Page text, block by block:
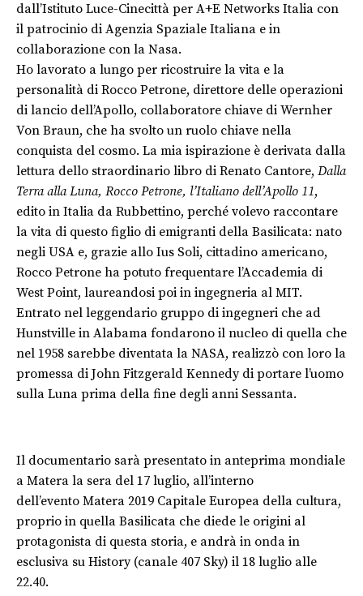
dall’Istituto Luce-Cinecittà per A+E Networks Italia con
il patrocinio di Agenzia Spaziale Italiana e in
collaborazione con la Nasa.
Ho lavorato a lungo per ricostruire la vita e la
personalità di Rocco Petrone, direttore delle operazioni
di lancio dell’Apollo, collaboratore chiave di Wernher
Von Braun, che ha svolto un ruolo chiave nella
conquista del cosmo. La mia ispirazione è derivata dalla
lettura dello straordinario libro di Renato Cantore, Dalla
Terra alla Luna, Rocco Petrone, l’Italiano dell’Apollo 11,
edito in Italia da Rubbettino, perché volevo raccontare
la vita di questo figlio di emigranti della Basilicata: nato
negli USA e, grazie allo Ius Soli, cittadino americano,
Rocco Petrone ha potuto frequentare l’Accademia di
West Point, laureandosi poi in ingegneria al MIT.
Entrato nel leggendario gruppo di ingegneri che ad
Hunstville in Alabama fondarono il nucleo di quella che
nel 1958 sarebbe diventata la NASA, realizzò con loro la
promessa di John Fitzgerald Kennedy di portare l’uomo
sulla Luna prima della fine degli anni Sessanta.
Il documentario sarà presentato in anteprima mondiale
a Matera la sera del 17 luglio, all’interno
dell’evento Matera 2019 Capitale Europea della cultura,
proprio in quella Basilicata che diede le origini al
protagonista di questa storia, e andrà in onda in
esclusiva su History (canale 407 Sky) il 18 luglio alle
22.40.